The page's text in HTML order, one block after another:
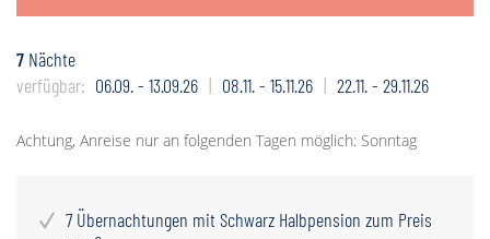
7 Nächte
verfügbar: 06.09. - 13.09.26 08.11. - 15.11.26 22.11. - 29.11.26
Achtung, Anreise nur an folgenden Tagen möglich: Sonntag
7 Übernachtungen mit Schwarz Halbpension zum Preis